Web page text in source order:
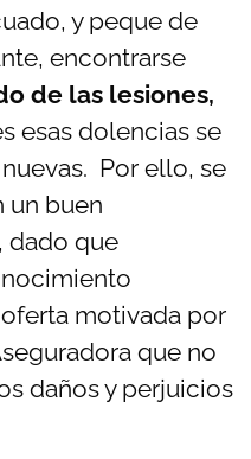
y peque de
encontrarse
de las lesiones,
esas dolencias se
Por ello, se
un buen
dado que
motivada por
que no
daños y perjuicios